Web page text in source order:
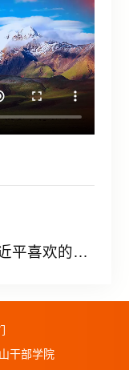
《平”语“近人——习近平喜欢的典故》（第三季）第1集：江山就是人民
干部学院